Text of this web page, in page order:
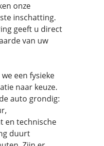
onze
inschatting.
geeft u direct
van uw
een fysieke
naar keuze.
auto grondig:
en technische
duurt